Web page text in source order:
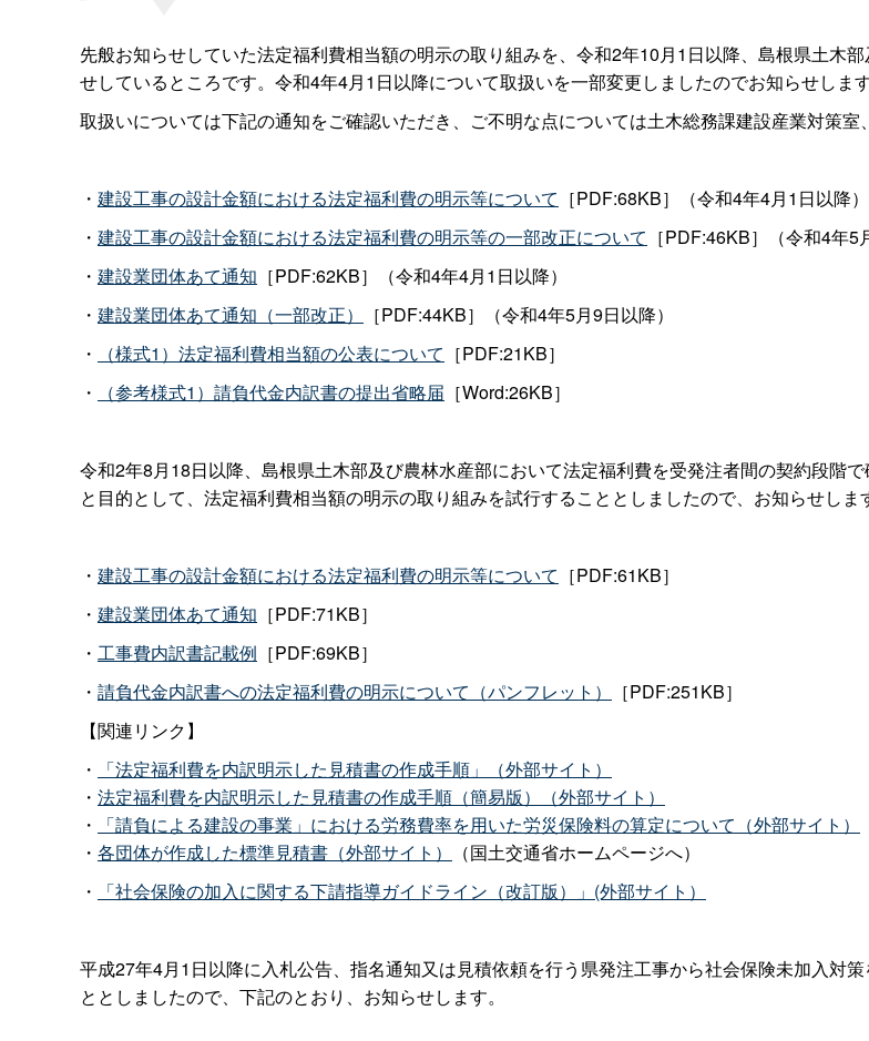
先般お知らせしていた法定福利費相当額の明示の取り組みを、令和2年10月1日以降、島根県土木
せしているところです。令和4年4月1日以降について取扱いを一部変更しましたのでお知らせしま
取扱いについては下記の通知をご確認いただき、ご不明な点については土木総務課建設産業対策室
・ 建設工事の設計金額における法定福利費の明示等について ［PDF:68KB］（令和4年4月1日以降）
・ 建設工事の設計金額における法定福利費の明示等の一部改正について ［PDF:46KB］（令和4年5
・ 建設業団体あて通知 ［PDF:62KB］（令和4年4月1日以降）
・ 建設業団体あて通知（一部改正）
［PDF:44KB］（令和4年5月9日以降）
・
（様式1）法定福利費相当額の公表について ［PDF:21KB］
・
（参考様式1）請負代金内訳書の提出省略届 ［Word:26KB］
令和2年8月18日以降、島根県土木部及び農林水産部において法定福利費を受発注者間の契約段階
と目的として、法定福利費相当額の明示の取り組みを試行することとしましたので、お知らせしま
・ 建設工事の設計金額における法定福利費の明示等について ［PDF:61KB］
・ 建設業団体あて通知 ［PDF:71KB］
・ 工事費内訳書記載例 ［PDF:69KB］
・ 請負代金内訳書への法定福利費の明示について（パンフレット）
［PDF:251KB］
【関連リンク】
・
「法定福利費を内訳明示した見積書の作成手順」（外部サイト）
・ 法定福利費を内訳明示した見積書の作成手順（簡易版）（外部サイト）
・
「請負による建設の事業」における労務費率を用いた労災保険料の算定について（外部サイト）
・ 各団体が作成した標準見積書（外部サイト）
（国土交通省ホームページへ）
・
「社会保険の加入に関する下請指導ガイドライン（改訂版）」(外部サイト）
平成27年4月1日以降に入札公告、指名通知又は見積依頼を行う県発注工事から社会保険未加入対策
ととしましたので、下記のとおり、お知らせします。